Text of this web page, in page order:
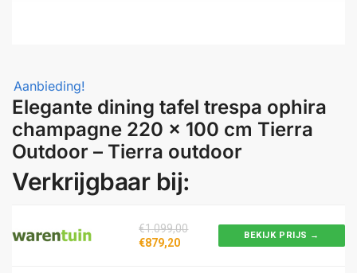
Aanbieding!
Elegante dining tafel trespa ophira
champagne 220 x 100 cm Tierra
Outdoor – Tierra outdoor
Verkrijgbaar bij:
€1.099,00
€879,20
BEKIJK PRIJS →